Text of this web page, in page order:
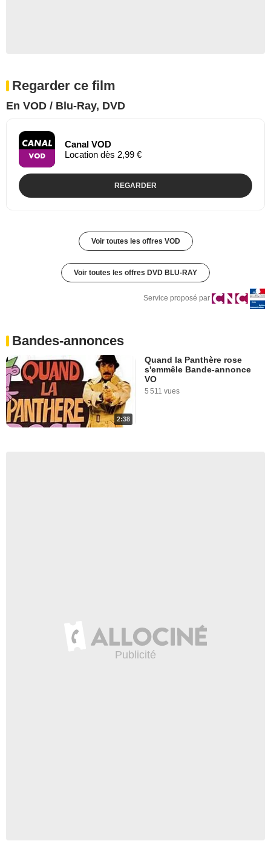
Regarder ce film
En VOD / Blu-Ray, DVD
Canal VOD
Location dès 2,99 €
REGARDER
Voir toutes les offres VOD
Voir toutes les offres DVD BLU-RAY
Service proposé par
Bandes-annonces
2:38
Quand la Panthère rose
s'emmêle Bande-annonce
VO
5 511 vues